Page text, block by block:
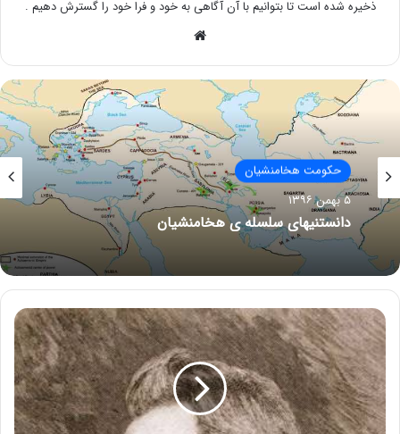
ذخیره شده است تا بتوانیم با آن آگاهی به خود و فرا خود را گسترش دهیم .
حکومت هخامنشیان
۵ بهمن ۱۳۹۶
دانستنیهای سلسله ی هخامنشیان